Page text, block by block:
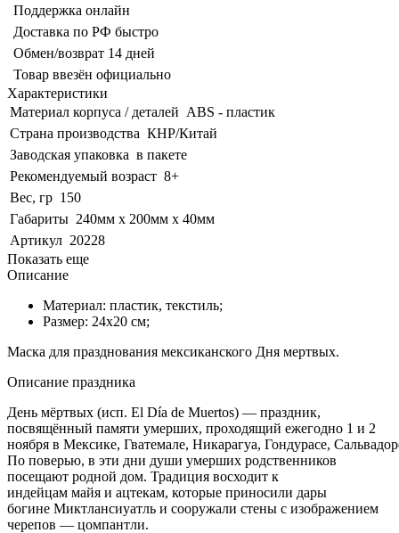
Поддержка онлайн
Доставка по РФ быстро
Обмен/возврат 14 дней
Товар ввезён официально
Характеристики
Материал корпуса / деталей ABS - пластик
Страна производства КНР/Китай
Заводская упаковка в пакете
Рекомендуемый возраст 8+
Вес, гр 150
Габариты 240мм х 200мм х 40мм
Артикул 20228
Показать еще
Описание
Материал: пластик, текстиль;
Размер: 24х20 см;
Маска для празднования мексиканского Дня мертвых.
Описание праздника
День мёртвых (исп. El Día de Muertos) — праздник,
посвящённый памяти умерших, проходящий ежегодно 1 и 2
ноября в Мексике, Гватемале, Никарагуа, Гондурасе,
По поверью, в эти дни души умерших родственников
посещают родной дом. Традиция восходит к
индейцам майя и ацтекам, которые приносили дары
богине Миктлансиуатль и сооружали стены с изображением
черепов — цомпантли.